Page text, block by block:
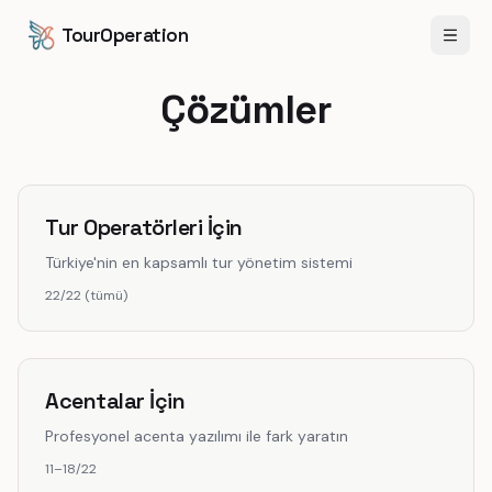
TourOperation
Çözümler
Tur Operatörleri İçin
Türkiye'nin en kapsamlı tur yönetim sistemi
22/22 (tümü)
Acentalar İçin
Profesyonel acenta yazılımı ile fark yaratın
11–18/22